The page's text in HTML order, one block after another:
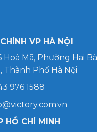
VP HÀ NỘI
Hoà Mã, Phường Hai Bà
Thành Phố Hà Nội
976 1588
HỒ CHÍ MINH